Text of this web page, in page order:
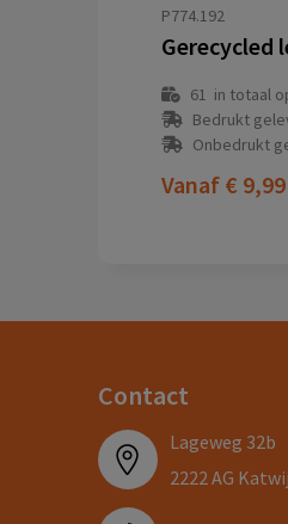
P774.192
61 in totaal
Bedrukt
Onbedrukt
Vanaf € 9,99
Contact
Lageweg 32b
2222 AG